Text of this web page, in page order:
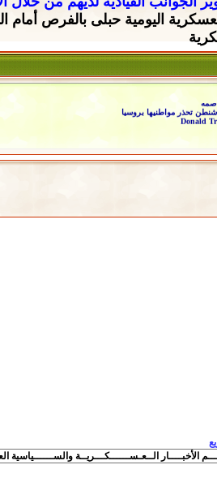
اليومية حبلى بالفرص أمام
تحذر مواطنيها بروسيا
Donald